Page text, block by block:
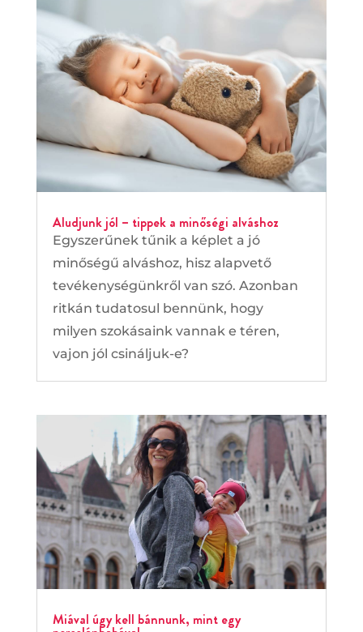
Aludjunk jól – tippek a minőségi alváshoz
Egyszerűnek tűnik a képlet a jó
minőségű alváshoz, hisz alapvető
tevékenységünkről van szó. Azonban
ritkán tudatosul bennünk, hogy
milyen szokásaink vannak e téren,
vajon jól csináljuk-e?
Miával úgy kell bánnunk, mint egy